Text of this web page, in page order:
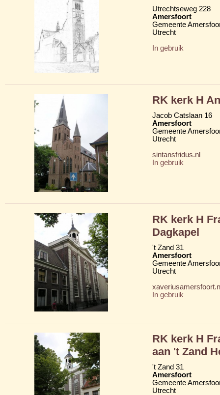
Utrechtseweg 228
Amersfoort
Gemeente
Utrecht
In gebruik
RK kerk H
Jacob Catslaan 16
Amersfoort
Gemeente
Utrecht
sintansfridus.nl
In gebruik
RK kerk H
Dagkapel
't Zand 31
Amersfoort
Gemeente
Utrecht
In gebruik
RK kerk H
aan 't Zand
't Zand 31
Amersfoort
Gemeente
Utrecht